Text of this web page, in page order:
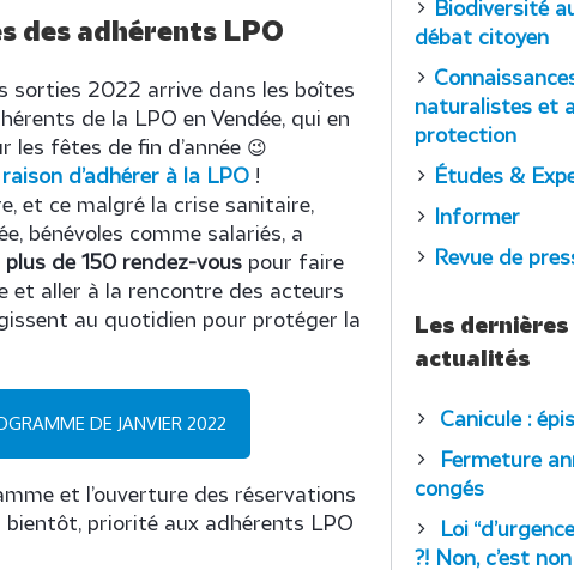
des adhérents LPO
sorties 2022 arrive dans les boîtes
de la LPO en Vendée, qui en
les fêtes de fin d’année 😉
d’adhérer à la LPO!
et ce malgré la crise sanitaire,
bénévoles comme salariés, a
plus de 150 rendez-vouspour faire
et aller à la rencontre des acteurs
au quotidien pour protéger la
DE JANVIER 2022
et l’ouverture des réservations
bientôt, priorité aux adhérents LPO
Biodiversité
débat citoyen
naturalistes et
protection
Études &
Informer
Revue de
Les dernières
actualités
Canicule :
Fermeture
congés
Loi
?! Non, c’est